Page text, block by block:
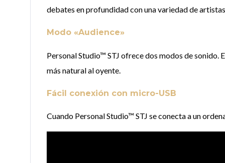
debates en profundidad con una variedad de
Modo «Audience»
Personal Studio™ STJ ofrece dos modos de sonido.
más natural al oyente.
Fácil conexión con micro-USB
Cuando Personal Studio™ STJ se conecta a un